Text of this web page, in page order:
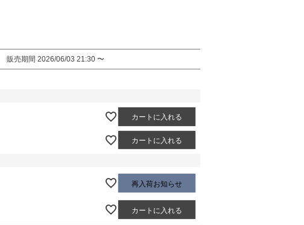
販売期間 2026/06/03 21:30 〜
カートに入れる
カートに入れる
再入荷お知らせ
カートに入れる